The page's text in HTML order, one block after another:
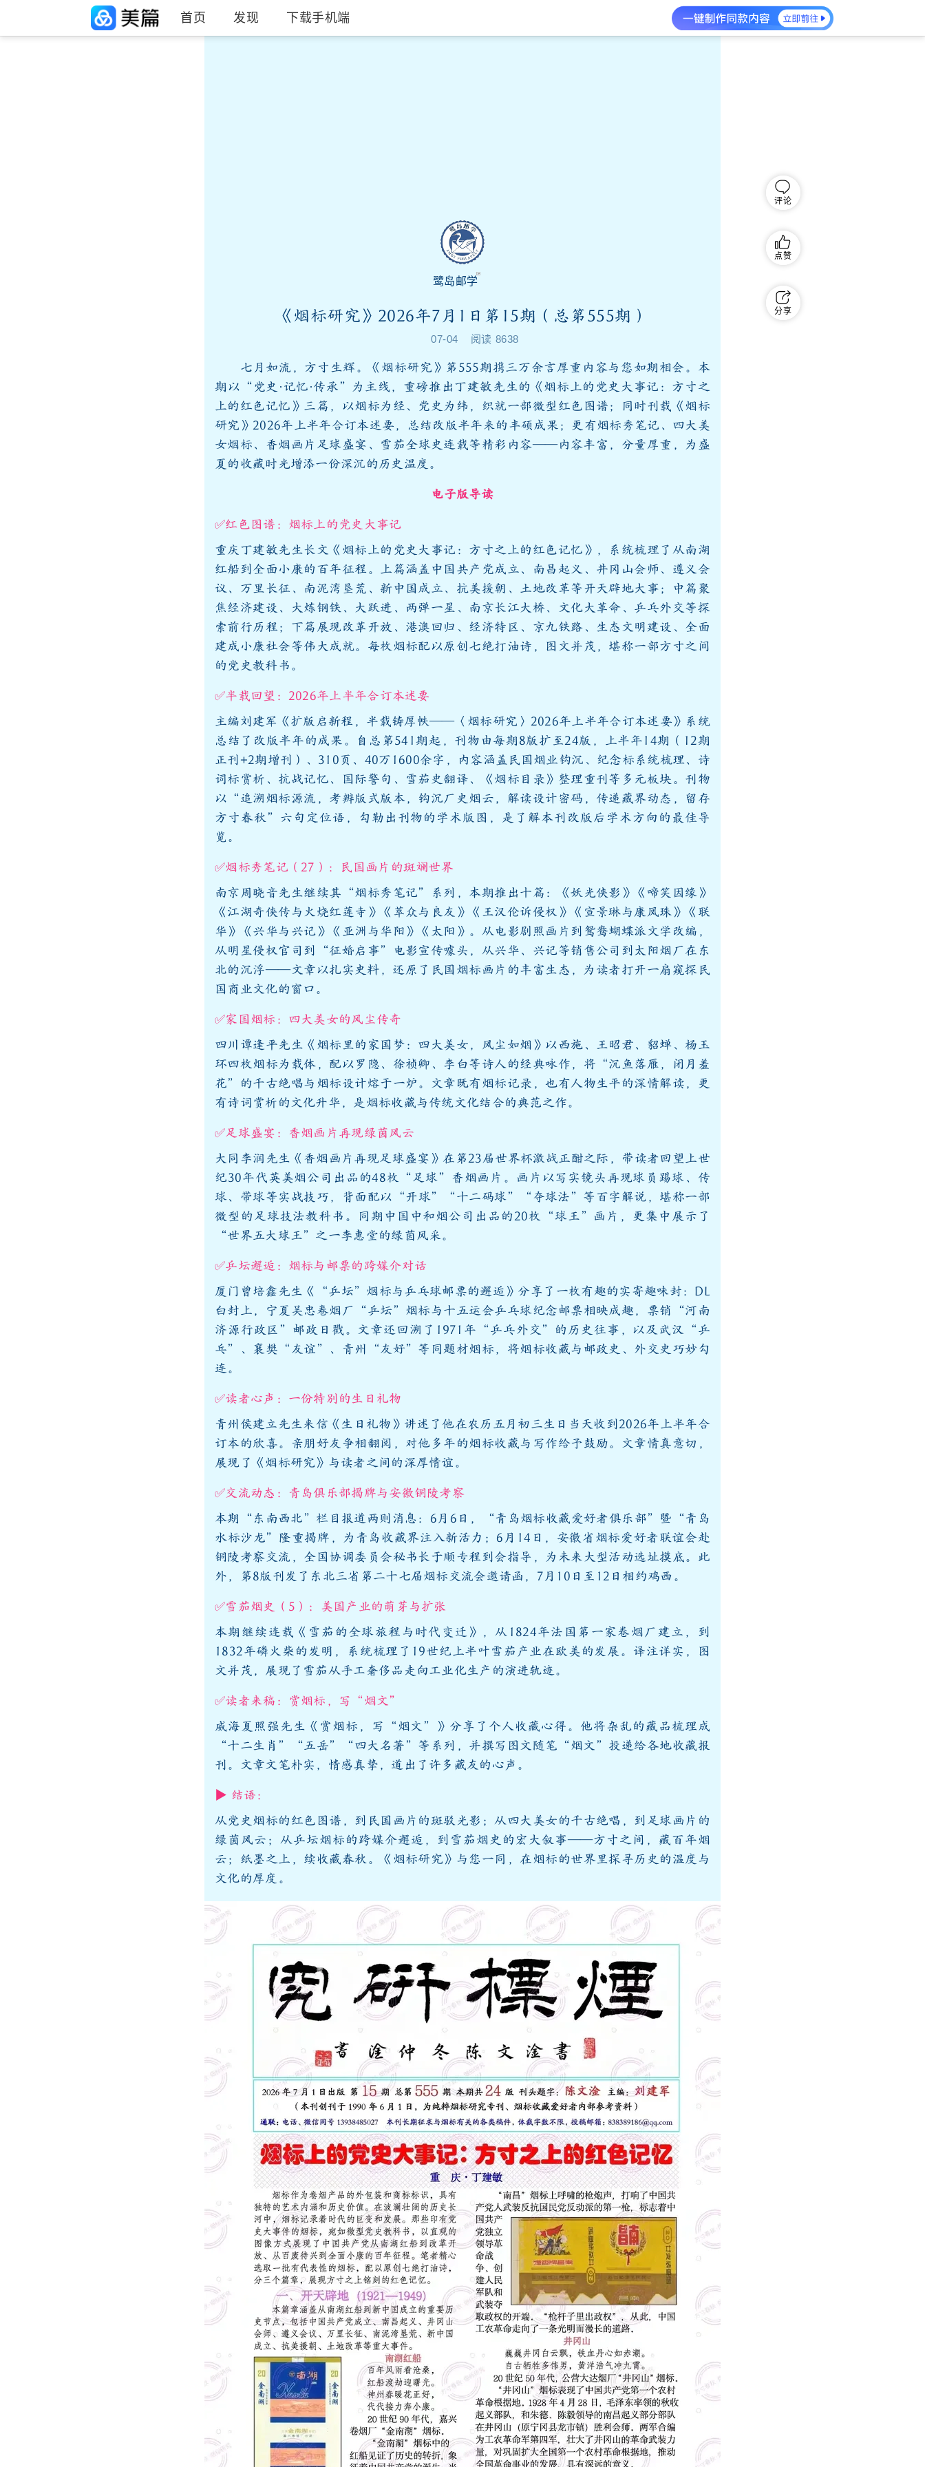
首页 发现 下载手机端
鹭岛邮学
《烟标研究》2026年7月1日第15期（总第555期）
07-04 阅读 8638
七月如流，方寸生辉。《烟标研究》第555期携三万余言厚重内容与您如期相会。本
期以“党史·记忆·传承”为主线，重磅推出丁建敏先生的《烟标上的党史大事记：方寸之
上的红色记忆》三篇，以烟标为经、党史为纬，织就一部微型红色图谱；同时刊载《烟标
研究》2026年上半年合订本述要，总结改版半年来的丰硕成果；更有烟标秀笔记、四大美
女烟标、香烟画片足球盛宴、雪茄全球史连载等精彩内容——内容丰富，分量厚重，为盛
夏的收藏时光增添一份深沉的历史温度。
电子版导读
✅红色图谱：烟标上的党史大事记
重庆丁建敏先生长文《烟标上的党史大事记：方寸之上的红色记忆》，系统梳理了从南湖
红船到全面小康的百年征程。上篇涵盖中国共产党成立、南昌起义、井冈山会师、遵义会
议、万里长征、南泥湾垦荒、新中国成立、抗美援朝、土地改革等开天辟地大事；中篇聚
焦经济建设、大炼钢铁、大跃进、两弹一星、南京长江大桥、文化大革命、乒乓外交等探
索前行历程；下篇展现改革开放、港澳回归、经济特区、京九铁路、生态文明建设、全面
建成小康社会等伟大成就。每枚烟标配以原创七绝打油诗，图文并茂，堪称一部方寸之间
的党史教科书。
✅半载回望：2026年上半年合订本述要
主编刘建军《扩版启新程，半载铸厚帙——〈烟标研究〉2026年上半年合订本述要》系统
总结了改版半年的成果。自总第541期起，刊物由每期8版扩至24版，上半年14期（12期
正刊+2期增刊）、310页、40万1600余字，内容涵盖民国烟业钩沉、纪念标系统梳理、诗
词标赏析、抗战记忆、国际警句、雪茄史翻译、《烟标目录》整理重刊等多元板块。刊物
以“追溯烟标源流，考辨版式版本，钩沉厂史烟云，解读设计密码，传递藏界动态，留存
方寸春秋”六句定位语，勾勒出刊物的学术版图，是了解本刊改版后学术方向的最佳导
览。
✅烟标秀笔记（27）：民国画片的斑斓世界
南京周晓音先生继续其“烟标秀笔记”系列，本期推出十篇：《妖光侠影》《啼笑因缘》
《江湖奇侠传与火烧红莲寺》《萃众与良友》《王汉伦诉侵权》《宣景琳与康凤珠》《联
华》《兴华与兴记》《亚洲与华阳》《太阳》。从电影剧照画片到鸳鸯蝴蝶派文学改编，
从明星侵权官司到“征婚启事”电影宣传噱头，从兴华、兴记等销售公司到太阳烟厂在东
北的沉浮——文章以扎实史料，还原了民国烟标画片的丰富生态，为读者打开一扇窥探民
国商业文化的窗口。
✅家国烟标：四大美女的风尘传奇
四川谭逢平先生《烟标里的家国梦：四大美女，风尘如烟》以西施、王昭君、貂蝉、杨玉
环四枚烟标为载体，配以罗隐、徐祯卿、李白等诗人的经典咏作，将“沉鱼落雁，闭月羞
花”的千古绝唱与烟标设计熔于一炉。文章既有烟标记录，也有人物生平的深情解读，更
有诗词赏析的文化升华，是烟标收藏与传统文化结合的典范之作。
✅足球盛宴：香烟画片再现绿茵风云
大同李润先生《香烟画片再现足球盛宴》在第23届世界杯激战正酣之际，带读者回望上世
纪30年代英美烟公司出品的48枚“足球”香烟画片。画片以写实镜头再现球员踢球、传
球、带球等实战技巧，背面配以“开球”“十二码球”“夺球法”等百字解说，堪称一部
微型的足球技法教科书。同期中国中和烟公司出品的20枚“球王”画片，更集中展示了
“世界五大球王”之一李惠堂的绿茵风采。
✅乒坛邂逅：烟标与邮票的跨媒介对话
厦门曾培鑫先生《“乒坛”烟标与乒乓球邮票的邂逅》分享了一枚有趣的实寄趣味封：DL
白封上，宁夏吴忠卷烟厂“乒坛”烟标与十五运会乒乓球纪念邮票相映成趣，票销“河南
济源行政区”邮政日戳。文章还回溯了1971年“乒乓外交”的历史往事，以及武汉“乒
乓”、襄樊“友谊”、青州“友好”等同题材烟标，将烟标收藏与邮政史、外交史巧妙勾
连。
✅读者心声：一份特别的生日礼物
青州侯建立先生来信《生日礼物》讲述了他在农历五月初三生日当天收到2026年上半年合
订本的欣喜。亲朋好友争相翻阅，对他多年的烟标收藏与写作给予鼓励。文章情真意切，
展现了《烟标研究》与读者之间的深厚情谊。
✅交流动态：青岛俱乐部揭牌与安徽铜陵考察
本期“东南西北”栏目报道两则消息：6月6日，“青岛烟标收藏爱好者俱乐部”暨“青岛
水标沙龙”隆重揭牌，为青岛收藏界注入新活力；6月14日，安徽省烟标爱好者联谊会赴
铜陵考察交流，全国协调委员会秘书长于顺专程到会指导，为未来大型活动选址摸底。此
外，第8版刊发了东北三省第二十七届烟标交流会邀请函，7月10日至12日相约鸡西。
✅雪茄烟史（5）：美国产业的萌芽与扩张
本期继续连载《雪茄的全球旅程与时代变迁》，从1824年法国第一家卷烟厂建立，到
1832年磷火柴的发明，系统梳理了19世纪上半叶雪茄产业在欧美的发展。译注详实，图
文并茂，展现了雪茄从手工奢侈品走向工业化生产的演进轨迹。
✅读者来稿：赏烟标，写“烟文”
威海夏照强先生《赏烟标，写“烟文”》分享了个人收藏心得。他将杂乱的藏品梳理成
“十二生肖”“五岳”“四大名著”等系列，并撰写图文随笔“烟文”投递给各地收藏报
刊。文章文笔朴实，情感真挚，道出了许多藏友的心声。
▶ 结语：
从党史烟标的红色图谱，到民国画片的斑驳光影；从四大美女的千古绝唱，到足球画片的
绿茵风云；从乒坛烟标的跨媒介邂逅，到雪茄烟史的宏大叙事——方寸之间，藏百年烟
云；纸墨之上，续收藏春秋。《烟标研究》与您一同，在烟标的世界里探寻历史的温度与
文化的厚度。
评论
点赞
分享